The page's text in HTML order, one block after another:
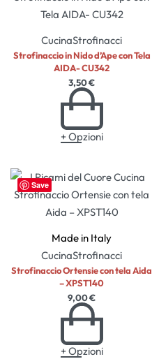
CucinaStrofinacci
Strofinaccio in Nido d’Ape con Tela
AIDA- CU342
3,50€
+ Opzioni
Save
Made in Italy
CucinaStrofinacci
Strofinaccio Ortensie con tela Aida
– XPST140
9,00€
+ Opzioni